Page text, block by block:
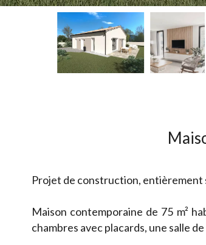
Projet de construction, entièrement
Maison contemporaine de 75 m²
chambres avec placards, une salle